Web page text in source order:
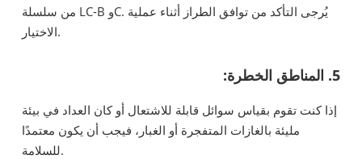
من سلسلة LC-B وC. يُرجى التأكد من توافق الطراز أثناء عملية
الاختيار.
5. المناطق الخطرة:
إذا كنت تقوم بقياس سوائل قابلة للاشتعال أو كان العداد في بيئة
مليئة بالغازات المتفجرة أو الغبار، فيجب أن يكون معتمدًا
للسلامة.